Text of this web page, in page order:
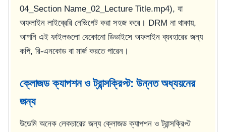
04_Section Name_02_Lecture Title.mp4), যা
অফলাইন লাইব্রেরি নেভিগেট করা সহজ করে। DRM না থাকায়,
আপনি এই ফাইলগুলো যেকোনো ডিভাইসে অফলাইন ব্যবহারের জন্য
কপি, রি-এনকোড বা মার্জ করতে পারেন।
ক্লোজড ক্যাপশন ও ট্রান্সক্রিপ্ট: উন্নত অধ্যয়নের
জন্য
উডেমি অনেক লেকচারের জন্য ক্লোজড ক্যাপশন ও ট্রান্সক্রিপ্ট